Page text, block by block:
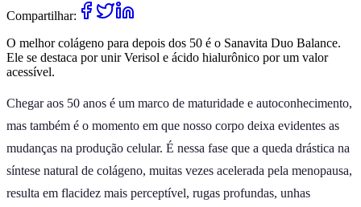
Compartilhar:
O melhor colágeno para depois dos 50 é o Sanavita Duo Balance.
Ele se destaca por unir Verisol e ácido hialurônico por um valor
acessível.
Chegar aos 50 anos é um marco de maturidade e autoconhecimento,
mas também é o momento em que nosso corpo deixa evidentes as
mudanças na produção celular. É nessa fase que a queda drástica na
síntese natural de colágeno, muitas vezes acelerada pela menopausa,
resulta em flacidez mais perceptível, rugas profundas, unhas